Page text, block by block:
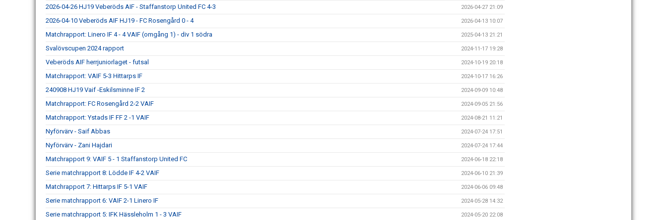
2026-04-26 HJ19 Veberöds AIF - Staffanstorp United FC 4-3 2026-04-27 21:09
2026-04-10 Veberöds AIF HJ19 - FC Rosengård 0 - 4 2026-04-13 10:07
Matchrapport: Linero IF 4 - 4 VAIF (omgång 1) - div 1 södra 2025-04-13 21:21
Svalövscupen 2024 rapport 2024-11-17 19:28
Veberöds AIF herrjuniorlaget - futsal 2024-10-19 20:18
Matchrapport: VAIF 5-3 Hittarps IF 2024-10-17 16:26
240908 HJ19 Vaif -Eskilsminne IF 2 2024-09-09 10:48
Matchrapport: FC Rosengård 2-2 VAIF 2024-09-05 21:56
Matchrapport: Ystads IF FF 2 -1 VAIF 2024-08-21 11:21
Nyförvärv - Saif Abbas 2024-07-24 17:51
Nyförvärv - Zani Hajdari 2024-07-24 17:44
Matchrapport 9: VAIF 5 - 1 Staffanstorp United FC 2024-06-18 22:18
Serie matchrapport 8: Lödde IF 4-2 VAIF 2024-06-10 21:39
Matchrapport 7: Hittarps IF 5-1 VAIF 2024-06-06 09:48
Serie matchrapport 6: VAIF 2-1 Linero IF 2024-05-28 14:32
Serie matchrapport 5: IFK Hässleholm 1 - 3 VAIF 2024-05-20 22:08